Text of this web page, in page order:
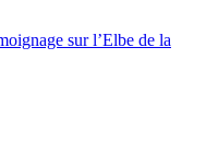
sur l’Elbe de la